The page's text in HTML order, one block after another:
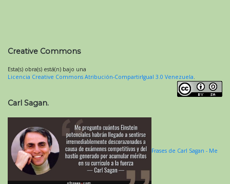
Creative Commons
Esta(s) obra(s) está(n) bajo una
Licencia Creative Commons Atribución-CompartirIgual 3.0 Venezuela.
Carl Sagan.
Frases de Carl Sagan - Me